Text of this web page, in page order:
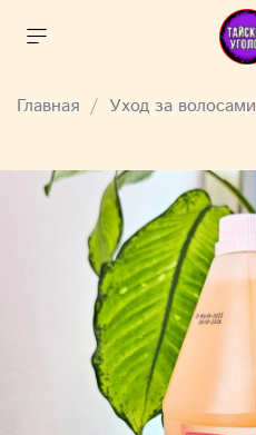
Главная Уход за волосами